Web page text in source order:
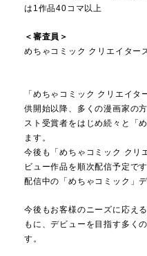
は1作品40コマ以上
＜審査員＞
めちゃコミック クリエイター
「めちゃコミック クリエイ
供開始以降、多くの漫画家の
スト受賞者をはじめ続々と「
ます。
今後も「めちゃコミック クリ
ビュー作品を順次配信予定で
配信中の「めちゃコミック」
今後もお客様のニーズに応え
もに、デビューを目指す多く
す。